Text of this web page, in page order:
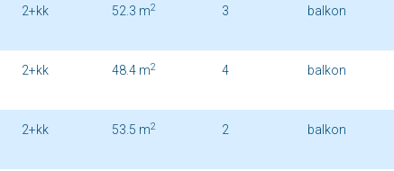
2+kk 52.3 m2 3 balkon
2+kk 48.4 m2 4 balkon
2+kk 53.5 m2 2 balkon